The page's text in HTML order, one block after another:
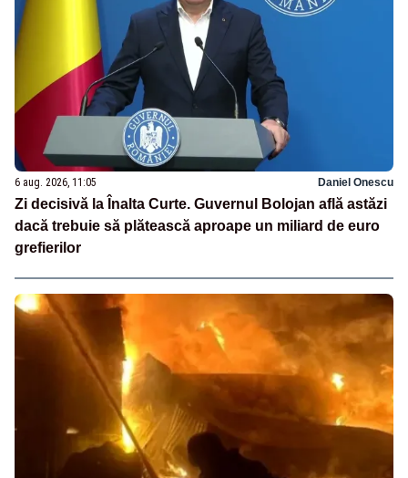
6 aug. 2026, 11:05 Daniel Onescu
Zi decisivă la Înalta Curte. Guvernul Bolojan află astăzi
dacă trebuie să plătească aproape un miliard de euro
grefierilor